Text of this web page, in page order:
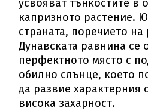
усвояват тънкостите в
капризното растение.
страната, поречието
Дунавската равнина се
перфектното място с
обилно слънце, което
да развие характерния
висока захарност.